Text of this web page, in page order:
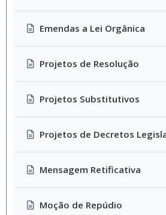
Emendas a Lei Orgânica
Projetos de Resolução
Projetos Substitutivos
Projetos de Decretos
Mensagem Retificativa
Moção de Repúdio